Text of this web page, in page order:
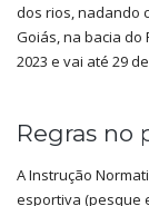
dos rios, nadando
Goiás, na bacia do
2023 e vai até 29
Regras no
A Instrução
esportiva (pesque